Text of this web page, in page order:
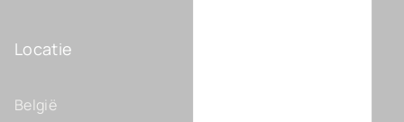
Locatie
België